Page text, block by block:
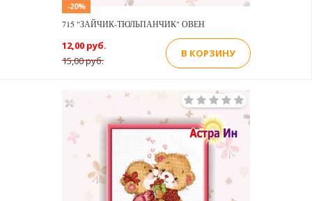
-20%
715 "ЗАЙЧИК-ТЮЛЬПАНЧИК" ОВЕН
15,00 руб.
12,00 руб.
В КОРЗИНУ